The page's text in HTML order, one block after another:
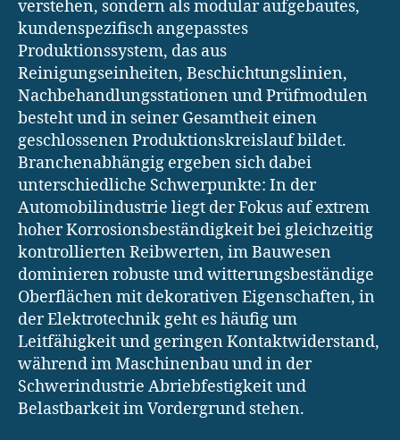
verstehen, sondern als modular aufgebautes,
kundenspezifisch angepasstes
Produktionssystem, das aus
Reinigungseinheiten, Beschichtungslinien,
Nachbehandlungsstationen und Prüfmodulen
besteht und in seiner Gesamtheit einen
geschlossenen Produktionskreislauf bildet.
Branchenabhängig ergeben sich dabei
unterschiedliche Schwerpunkte: In der
Automobilindustrie liegt der Fokus auf extrem
hoher Korrosionsbeständigkeit bei gleichzeitig
kontrollierten Reibwerten, im Bauwesen
dominieren robuste und witterungsbeständige
Oberflächen mit dekorativen Eigenschaften, in
der Elektrotechnik geht es häufig um
Leitfähigkeit und geringen Kontaktwiderstand,
während im Maschinenbau und in der
Schwerindustrie Abriebfestigkeit und
Belastbarkeit im Vordergrund stehen.